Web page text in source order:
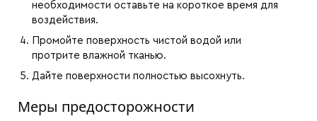
необходимости оставьте на короткое время для
воздействия.
Промойте поверхность чистой водой или
протрите влажной тканью.
Дайте поверхности полностью высохнуть.
Меры предосторожности